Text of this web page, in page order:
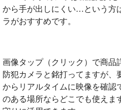
から手が出しにくい…という方
ラがおすすめです。
画像タップ（クリック）で商品
防犯カメラと銘打ってますが、
からリアルタイムに映像を確認
のある場所ならどこでも使えま